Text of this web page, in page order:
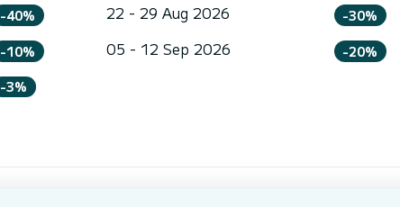
-40% 22 - 29 Aug 2026 -30%
-10% 05 - 12 Sep 2026 -20%
-3%